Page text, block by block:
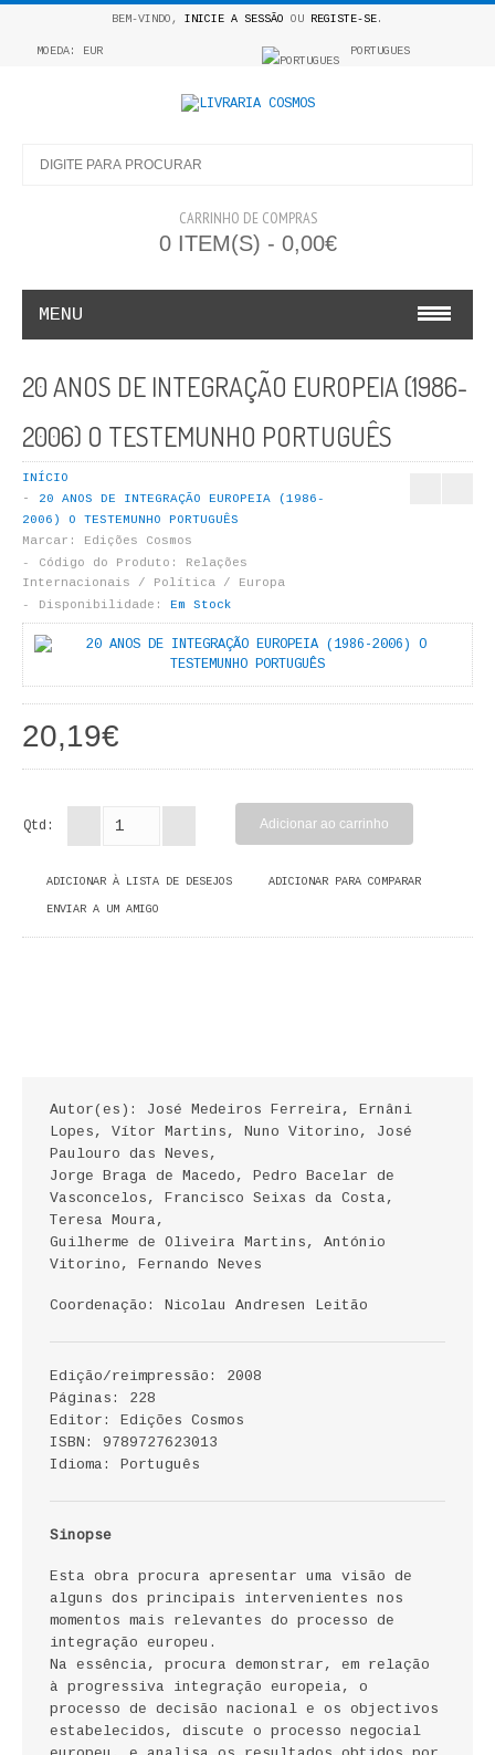
BEM-VINDO, INICIE A SESSÃO OU REGISTE-SE.
MOEDA: EUR PORTUGUES
CARRINHO DE COMPRAS
0 ITEM(S) - 0,00€
MENU
COLEÇÃO APRENDE A COLORIR
LIVROS DE PINTAR
INFANTO - JUVENIL
ANTROPOLOGIA E SOCIOLOGIA
COLEÇÃO RAÍZES
CADERNOS HUMANITAS
CIÊNCIA POLÍTICA
ANÁLISE DA ACÇÃO EDUCATIVA
COLEÇÃO PONTO DE INTERROGAÇÃO
COLEÇÃO PONTO E VÍRGULA
HISTÓRIA
HISTÓRIA DE PORTUGAL
LITERATURA
BIOGRAFIA
NOVA BIBLIOTECA COSMOS
POESIA E TEATRO
REVISTA DEDALUS
20 ANOS DE INTEGRAÇÃO EUROPEIA (1986-
2006) O TESTEMUNHO PORTUGUÊS
INÍCIO
20 ANOS DE INTEGRAÇÃO EUROPEIA (1986-
2006) O TESTEMUNHO PORTUGUÊS
Marcar:
Edições Cosmos
Código do Produto:
Relações
Internacionais / Política / Europa
Disponibilidade:
Em Stock
20,19€
Qtd:
ADICIONAR À LISTA DE DESEJOS ADICIONAR PARA COMPARAR
ENVIAR A UM AMIGO
Autor(es): José Medeiros Ferreira, Ernâni
Lopes, Vítor Martins, Nuno Vitorino, José
Paulouro das Neves,
Jorge Braga de Macedo, Pedro Bacelar de
Vasconcelos, Francisco Seixas da Costa,
Teresa Moura,
Guilherme de Oliveira Martins, António
Vitorino, Fernando Neves
Coordenação: Nicolau Andresen Leitão
Edição/reimpressão: 2008
Páginas: 228
Editor: Edições Cosmos
ISBN: 9789727623013
Idioma: Português
Sinopse
Esta obra procura apresentar uma visão de
alguns dos principais intervenientes nos
momentos mais relevantes do processo de
integração europeu.
Na essência, procura demonstrar, em relação
à progressiva integração europeia, o
processo de decisão nacional e os objectivos
estabelecidos, discute o processo negocial